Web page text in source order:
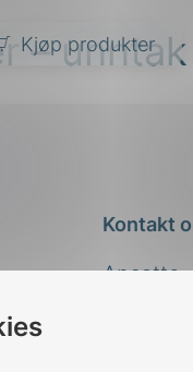
Kjøp produkter
– unntak
Kontakt
Ansatte